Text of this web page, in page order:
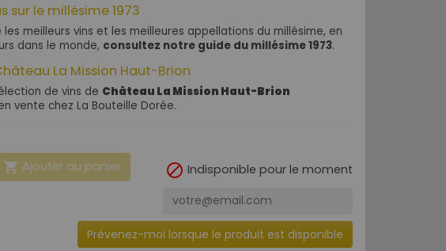
sur le millésime 1973
les meilleurs vins et les meilleures appellations du millésime, en
dans le monde, consultez notre guide du millésime 1973.
La Mission Haut-Brion
de vins de Château La Mission Haut-Brion
vente chez La Bouteille Dorée.
 Ajouter au panier  Indisponible pour le moment
Prévenez-moi lorsque le produit est disponible